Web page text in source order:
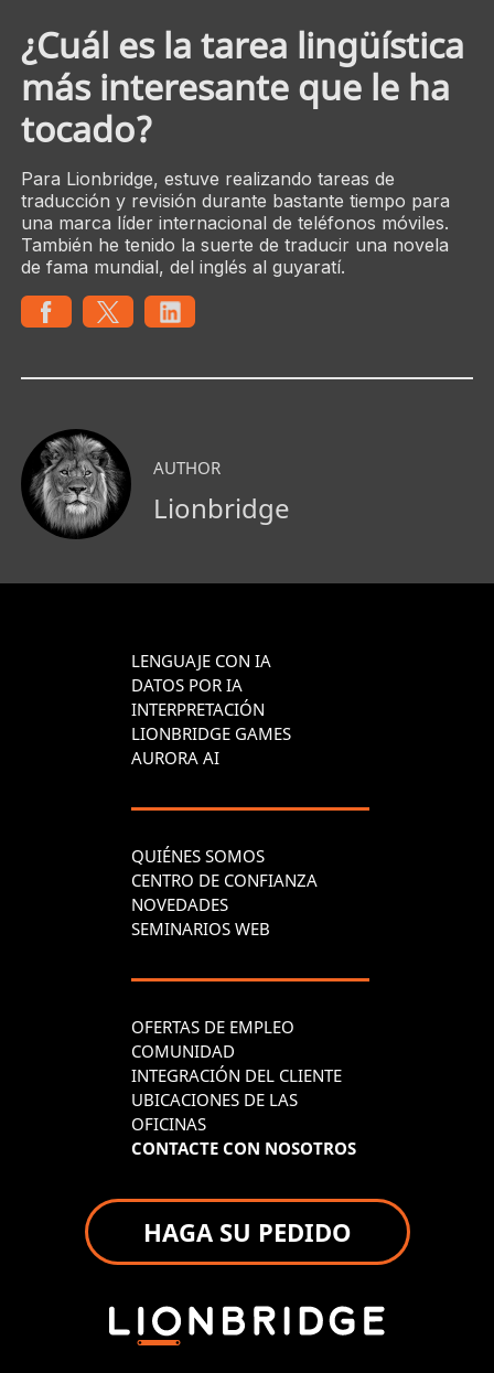
¿Cuál es la tarea lingüística
más interesante que le ha
tocado?
Para Lionbridge, estuve realizando tareas de
traducción y revisión durante bastante tiempo para
una marca líder internacional de teléfonos móviles.
También he tenido la suerte de traducir una novela
de fama mundial, del inglés al guyaratí.
AUTHOR
Lionbridge
LENGUAJE CON IA
DATOS POR IA
INTERPRETACIÓN
LIONBRIDGE GAMES
AURORA AI
QUIÉNES SOMOS
CENTRO DE CONFIANZA
NOVEDADES
SEMINARIOS WEB
OFERTAS DE EMPLEO
COMUNIDAD
INTEGRACIÓN DEL CLIENTE
UBICACIONES DE LAS
OFICINAS
CONTACTE CON NOSOTROS
HAGA SU PEDIDO